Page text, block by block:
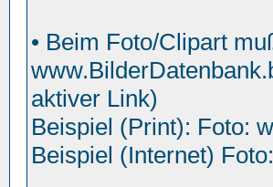
• Beim Foto/Clipart
aktiver Link)
Beispiel (Print): Foto:
Beispiel (Internet)